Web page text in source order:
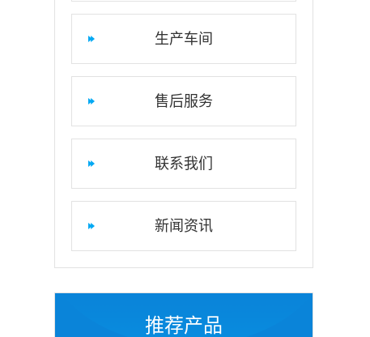
生产车间
售后服务
联系我们
新闻资讯
推荐产品